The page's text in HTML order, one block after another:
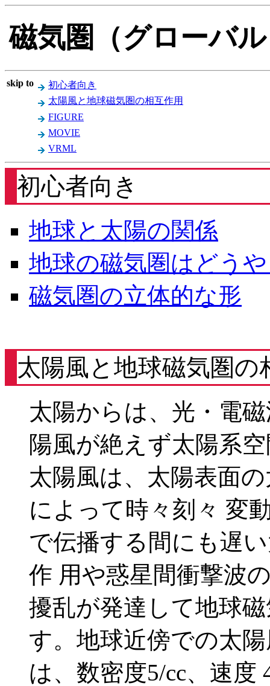
磁気圏（グローバ
skip to
初心者向き
太陽風と地球磁気圏の相互作用
FIGURE
MOVIE
VRML
初心者向き
地球と太陽の関係
地球の磁気圏はどう
磁気圏の立体的な形
太陽風と地球磁気圏の
太陽からは、光・電
陽風が絶えず太陽系
太陽風は、太陽表面
によって時々刻々 変
で伝播する間にも遅
作 用や惑星間衝撃波
擾乱が発達して地球
す。地球近傍での太
は、数密度5/cc、速度